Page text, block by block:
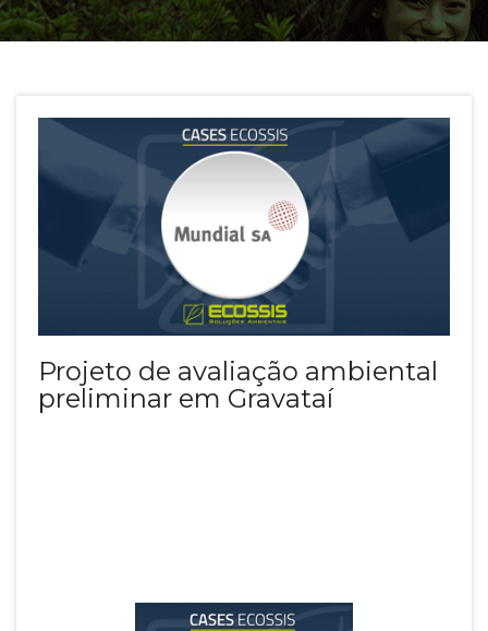
Projeto de avaliação ambiental
preliminar em Gravataí